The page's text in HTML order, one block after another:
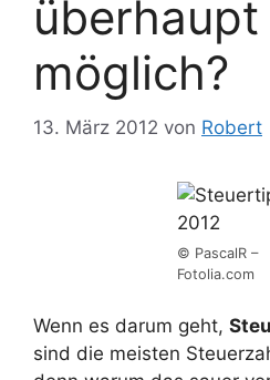
möglich?
13. März 2012 von Robert
© PascalR –
Fotolia.com
Wenn es darum geht,
sind die meisten